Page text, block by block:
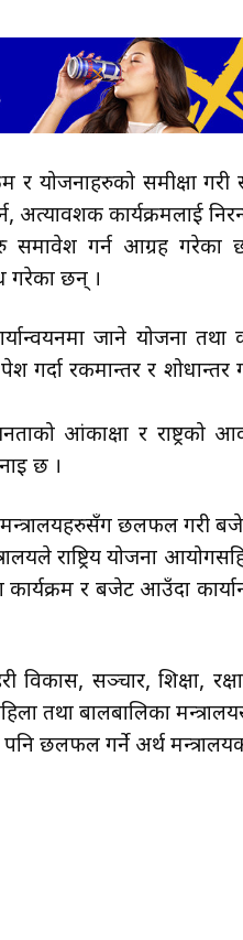
र योजनाहरुको समीक्षा
अत्यावशक कार्यक्रमलाई
समावेश गर्न आग्रह
गरेका छन् ।
जाने योजना तथा
गर्दा रकमान्तर र शोधान्तर
आंकाक्षा र राष्ट्रको
छ ।
छलफल गरी
राष्ट्रिय योजना
र बजेट आउँदा
विकास, सञ्चार, शिक्षा,
तथा बालबालिका
छलफल गर्ने अर्थ